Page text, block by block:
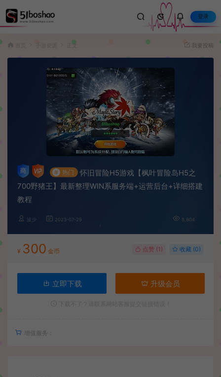
登录
手游资源 正文 我要投稿
# 热门
怀旧冒险H5游戏【枫叶冒险岛H5之
700野猪王】最新整理WIN系服务端+运营后台+详细搭建
教程
波少 2023-07-29 8,804
¥ 300 金币 点赞 (1 ) 收藏 (0)
立即下载 升级会员
增值服务：